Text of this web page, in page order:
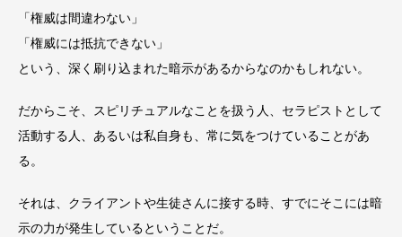
「権威は間違わない」
「権威には抵抗できない」
という、深く刷り込まれた暗示があるからなのかもしれない。
だからこそ、スピリチュアルなことを扱う人、セラピストとして
活動する人、あるいは私自身も、常に気をつけていることがあ
る。
それは、クライアントや生徒さんに接する時、すでにそこには暗
示の力が発生しているということだ。